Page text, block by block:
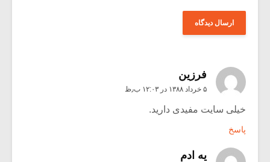
فرزین
۵ خرداد ۱۳۸۸ در ۱۲:۰۳ ب٫ظ
خیلی سایت مفیدی دارید.
پاسخ
یه ادم